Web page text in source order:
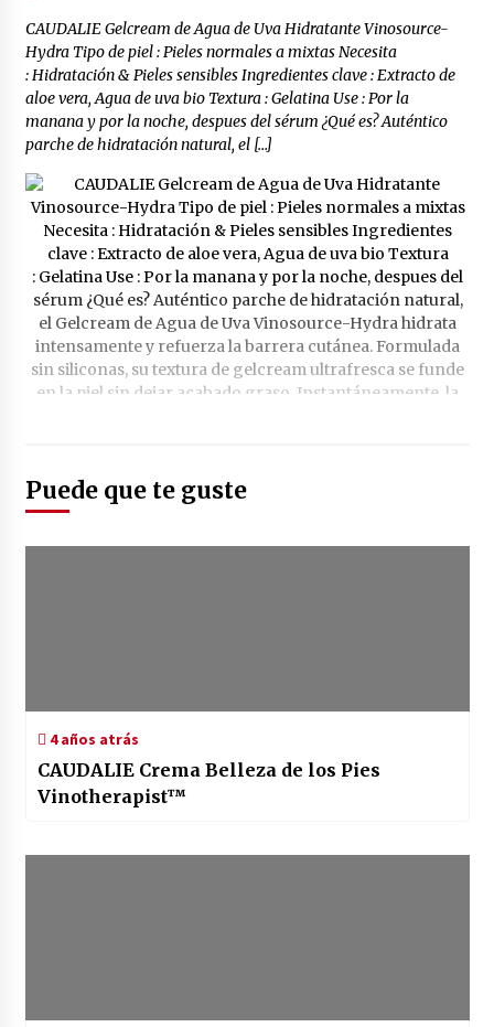
CAUDALIE Gelcream de Agua de Uva Hidratante Vinosource-
Hydra Tipo de piel : Pieles normales a mixtas Necesita
: Hidratación & Pieles sensibles Ingredientes clave : Extracto de
aloe vera, Agua de uva bio Textura : Gelatina Use : Por la
manana y por la noche, despues del sérum ¿Qué es? Auténtico
parche de hidratación natural, el […]
Puede que te guste
4 años atrás
CAUDALIE Crema Belleza de los Pies
Vinotherapist™